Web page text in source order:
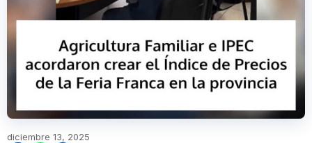
diciembre 13, 2025